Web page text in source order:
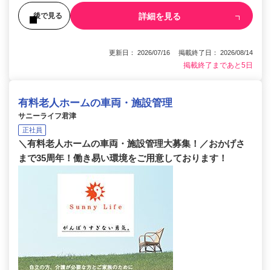
後で見る 詳細を見る
更新日： 2026/07/16 掲載終了日： 2026/08/14
掲載終了まであと5日
有料老人ホームの車両・施設管理
サニーライフ君津
正社員
＼有料老人ホームの車両・施設管理大募集！／おかげさ
まで35周年！働き易い環境をご用意しております！